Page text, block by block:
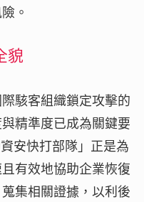
。
貌
駭客組織鎖定攻擊的
精準度已成為關鍵要
安快打部隊」正是為
有效地協助企業恢復
集相關證據，以利後